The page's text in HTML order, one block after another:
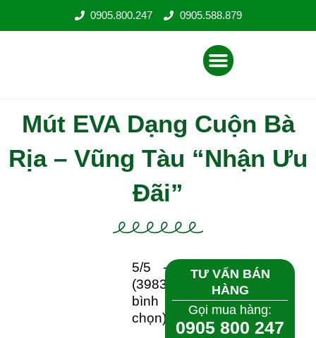
0905.800.247 0905.588.879
Menu
Mút EVA Dạng Cuộn Bà
Rịa – Vũng Tàu “Nhận Ưu
Đãi”
5/5 -
(3983
bình
chọn)
TƯ VẤN BÁN HÀNG
Gọi mua hàng:
0905 800 247
Từ 07h30 - 22h00